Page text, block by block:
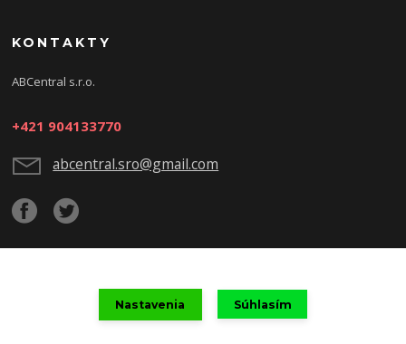
KONTAKTY
ABCentral s.r.o.
+421 904133770
abcentral.sro@gmail.com
Upravit sběr cookies.
Nastavenia Súhlasím